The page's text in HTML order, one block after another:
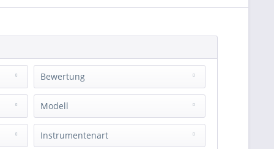
Bewertung
& mehr
& mehr
& mehr
Modell
Artist(1)
Instrumentenart